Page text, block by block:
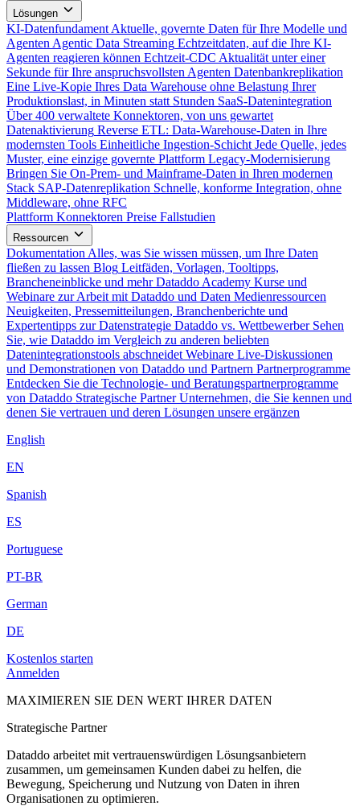
Lösungen
KI-Datenfundament Aktuelle, governte Daten für Ihre Modelle und
Agenten Agentic Data Streaming Echtzeitdaten, auf die Ihre KI-
Agenten reagieren können Echtzeit-CDC Aktualität unter einer
Sekunde für Ihre anspruchsvollsten Agenten Datenbankreplikation
Eine Live-Kopie Ihres Data Warehouse ohne Belastung Ihrer
Produktionslast, in Minuten statt Stunden SaaS-Datenintegration
Über 400 verwaltete Konnektoren, von uns gewartet
Datenaktivierung Reverse ETL: Data-Warehouse-Daten in Ihre
modernsten Tools Einheitliche Ingestion-Schicht Jede Quelle, jedes
Muster, eine einzige governte Plattform Legacy-Modernisierung
Bringen Sie On-Prem- und Mainframe-Daten in Ihren modernen
Stack SAP-Datenreplikation Schnelle, konforme Integration, ohne
Middleware, ohne RFC
Plattform Konnektoren Preise Fallstudien
Ressourcen
Dokumentation Alles, was Sie wissen müssen, um Ihre Daten
fließen zu lassen Blog Leitfäden, Vorlagen, Tooltipps,
Brancheneinblicke und mehr Dataddo Academy Kurse und
Webinare zur Arbeit mit Dataddo und Daten Medienressourcen
Neuigkeiten, Pressemitteilungen, Branchenberichte und
Expertentipps zur Datenstrategie Dataddo vs. Wettbewerber Sehen
Sie, wie Dataddo im Vergleich zu anderen beliebten
Datenintegrationstools abschneidet Webinare Live-Diskussionen
und Demonstrationen von Dataddo und Partnern Partnerprogramme
Entdecken Sie die Technologie- und Beratungspartnerprogramme
von Dataddo Strategische Partner Unternehmen, die Sie kennen und
denen Sie vertrauen und deren Lösungen unsere ergänzen
English
EN
Spanish
ES
Portuguese
PT-BR
German
DE
Kostenlos starten
Anmelden
MAXIMIEREN SIE DEN WERT IHRER DATEN
Strategische Partner
Dataddo arbeitet mit vertrauenswürdigen Lösungsanbietern
zusammen, um gemeinsamen Kunden dabei zu helfen, die
Bewegung, Speicherung und Nutzung von Daten in ihren
Organisationen zu optimieren.